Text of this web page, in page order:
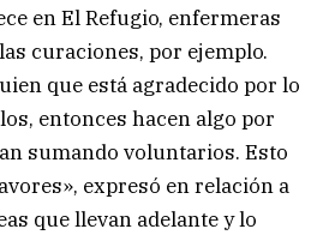
en El Refugio, enfermeras
curaciones, por ejemplo.
que está agradecido por lo
entonces hacen algo por
sumando voluntarios. Esto
expresó en relación a
que llevan adelante y lo